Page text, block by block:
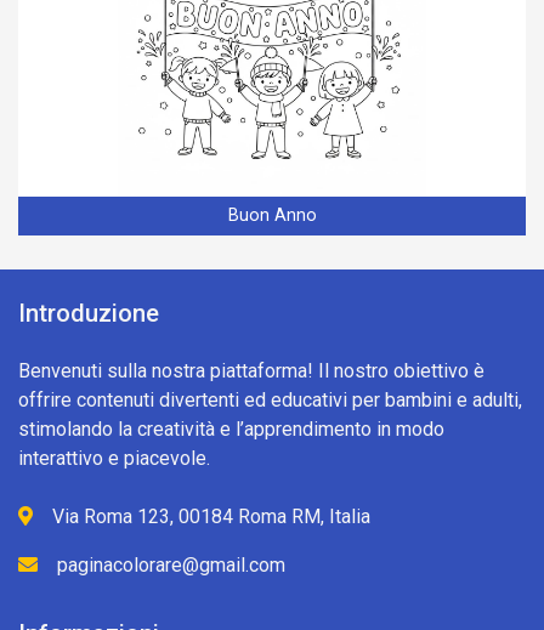
Buon Anno
Introduzione
Benvenuti sulla nostra piattaforma! Il nostro obiettivo è
offrire contenuti divertenti ed educativi per bambini e adulti,
stimolando la creatività e l’apprendimento in modo
interattivo e piacevole.
Via Roma 123, 00184 Roma RM, Italia
paginacolorare@gmail.com